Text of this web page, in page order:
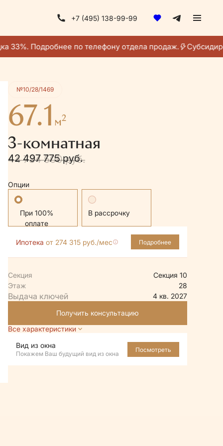
+7 (495) 138-99-99
33%. Подробнее по телефону отдела продаж.
Получить консультацию
№10/28/1469
67.1 м2
3-комнатная
44 734 500 руб.
42 497 775 руб.
Опции
Стандартная В рассрочку
Ипотека от 274 315 руб./мес Подробнее
Секция
Секция 10
Этаж
28
4 кв. 2027
Получить консультацию
Все характеристики
Вид из окна
Покажем Ваш будущий вид из окна
Посмотреть